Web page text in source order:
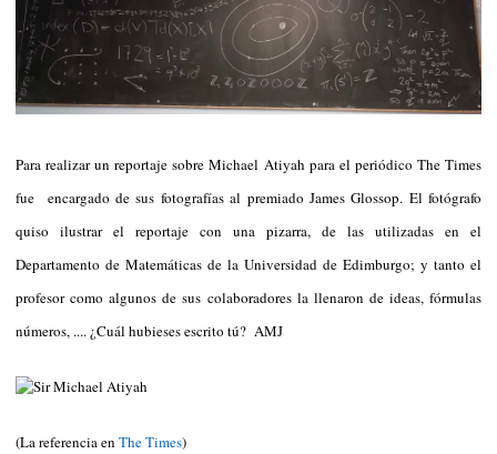
Para realizar un reportaje sobre Michael Atiyah para el periódico The Times
fue encargado de sus fotografías al premiado James Glossop. El fotógrafo
quiso ilustrar el reportaje con una pizarra, de las utilizadas en el
Departamento de Matemáticas de la Universidad de Edimburgo; y tanto el
profesor como algunos de sus colaboradores la llenaron de ideas, fórmulas
números, .... ¿Cuál hubieses escrito tú? AMJ
(La referencia en The Times)